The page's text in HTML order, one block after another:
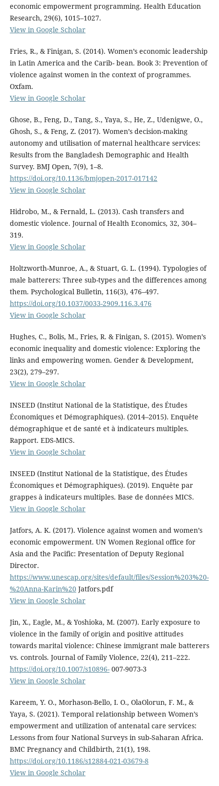
economic empowerment programming. Health Education
Research, 29(6), 1015–1027.
View in Google Scholar
Fries, R., & Finigan, S. (2014). Women’s economic leadership
in Latin America and the Carib- bean. Book 3: Prevention of
violence against women in the context of programmes.
Oxfam.
View in Google Scholar
Ghose, B., Feng, D., Tang, S., Yaya, S., He, Z., Udenigwe, O.,
Ghosh, S., & Feng, Z. (2017). Women’s decision-making
autonomy and utilisation of maternal healthcare services:
Results from the Bangladesh Demographic and Health
Survey. BMJ Open, 7(9), 1–8.
https://doi.org/10.1136/bmjopen-2017-017142
View in Google Scholar
Hidrobo, M., & Fernald, L. (2013). Cash transfers and
domestic violence. Journal of Health Economics, 32, 304–
319.
View in Google Scholar
Holtzworth-Munroe, A., & Stuart, G. L. (1994). Typologies of
male batterers: Three sub-types and the differences among
them. Psychological Bulletin, 116(3), 476–497.
https://doi.org/10.1037/0033-2909.116.3.476
View in Google Scholar
Hughes, C., Bolis, M., Fries, R. & Finigan, S. (2015). Women’s
economic inequality and domestic violence: Exploring the
links and empowering women. Gender & Development,
23(2), 279–297.
View in Google Scholar
INSEED (Institut National de la Statistique, des Études
Économiques et Démographiques). (2014–2015). Enquête
démographique et de santé et à indicateurs multiples.
Rapport. EDS-MICS.
View in Google Scholar
INSEED (Institut National de la Statistique, des Études
Économiques et Démographiques). (2019). Enquête par
grappes à indicateurs multiples. Base de données MICS.
View in Google Scholar
Jatfors, A. K. (2017). Violence against women and women’s
economic empowerment. UN Women Regional office for
Asia and the Pacific: Presentation of Deputy Regional
Director.
https://www.unescap.org/sites/default/files/Session%203%20-
%20Anna-Karin%20Jatfors.pdf
View in Google Scholar
Jin, X., Eagle, M., & Yoshioka, M. (2007). Early exposure to
violence in the family of origin and positive attitudes
towards marital violence: Chinese immigrant male batterers
vs. controls. Journal of Family Violence, 22(4), 211–222.
https://doi.org/10.1007/s10896-007-9073-3
View in Google Scholar
Kareem, Y. O., Morhason-Bello, I. O., OlaOlorun, F. M., &
Yaya, S. (2021). Temporal relationship between Women’s
empowerment and utilization of antenatal care services:
Lessons from four National Surveys in sub-Saharan Africa.
BMC Pregnancy and Childbirth, 21(1), 198.
https://doi.org/10.1186/s12884-021-03679-8
View in Google Scholar